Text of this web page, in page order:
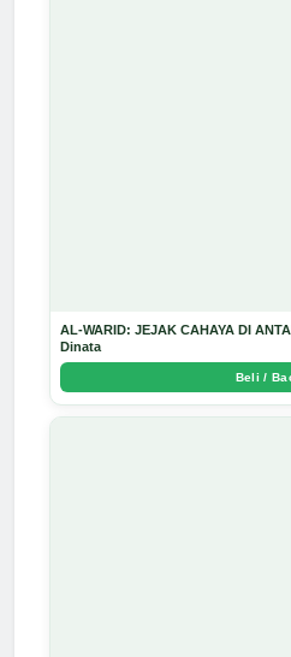
AL-WARID: JEJAK CAHAYA DI
Dinata
Beli /